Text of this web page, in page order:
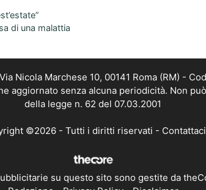
di una malattia
Nicola Marchese 10, 00141 Roma (RM) -
aggiornato senza alcuna periodicità. Non
della legge n. 62 del 07.03.2001
©2026 - Tutti i diritti riservati - Contattaci
su questo sito sono gestite da